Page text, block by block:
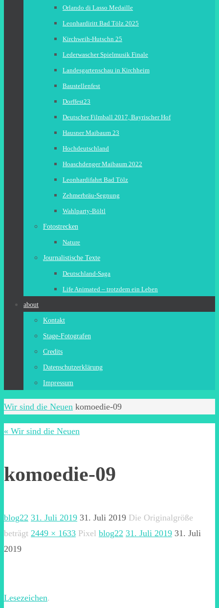
Orlando di Lasso Medaille
Leonhardiritt Bad Tölz 2025
Kirchweih-Hutschn 25
Lederwascher Spielmusik Finale
Landesgartenschau in Kirchheim
Baustellenfest
Dorffest23
Deutscher Filmball 2017, Bayrischer Hof
Hausner Maibaum 23
Hochdeutschland
Hoaschdenger Maibaum 2022
Leonhardifahrt Bad Tölz
Zehmerbräu-Segnung
Wahlparty-Böltl
Fotostrecken
Nature
Journalistische Texte
Deutschland-Saga
Life Animated – trotzdem ein Leben
about
Kontakt
Stage-Fotografen
Credits
Datenschutzerklärung
Impressum
Start
Wir sind die Neuen komoedie-09
« Wir sind die Neuen
komoedie-09
blog22 31. Juli 2019 31. Juli 2019 Die Originalgröße
beträgt 2449 × 1633 Pixel blog22 31. Juli 2019 31. Juli
2019
Lesezeichen.